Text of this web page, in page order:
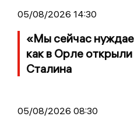
05/08/2026 14:30
«Мы сейчас
как в Орле
Сталина
05/08/2026 08:30